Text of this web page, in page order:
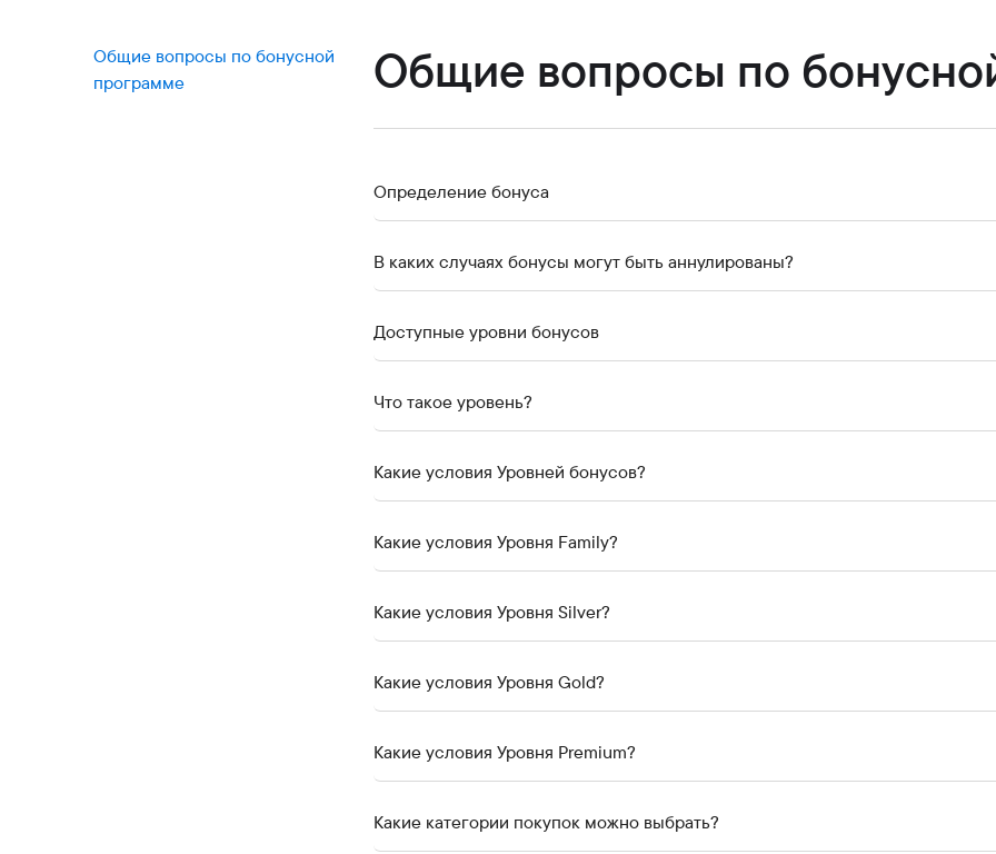
Бонусная программа
Kaspi QR
Общие вопросы по бонусной
программе
Общие вопросы по
Определение бонуса
В каких случаях бонусы могут быть аннулированы?
Доступные уровни бонусов
Что такое уровень?
Какие условия Уровней бонусов?
Какие условия Уровня Family?
Какие условия Уровня Silver?
Какие условия Уровня Gold?
Какие условия Уровня Premium?
Какие категории покупок можно выбрать?